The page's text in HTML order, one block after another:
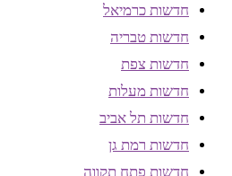
חדשות כרמיאל
חדשות טבריה
חדשות צפת
חדשות מעלות
חדשות תל אביב
חדשות רמת גן
חדשות פתח תקווה